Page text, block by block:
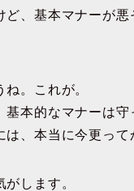
、基本マナーが悪
。これが。
本的なマナーは守
、本当に今更って
します。